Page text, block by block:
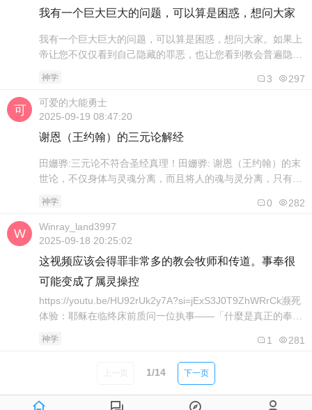
神论者，有的是穆斯林而我“今天”..
我有一个巨大巨大的问题，可以算是困惑，想问大家
我有一个巨大巨大的问题，可以算是困惑，想问大家。如果上
帝让您不仅仅看到自己隐藏的罪恶，也让您看到教会普遍隐藏
据我对人性的观察自己做不到，还要去揭露教会的罪性一般的
人性不会接受你的评论，反而会指责您也是罪人，或者说自己
做不到就不要去要求让别人也认罪可是，这种心态真的是圣经
教导吗？？可是现在最大的矛盾甚至悖论..
神学 3 297
可爱的大能勇士
2025-09-19 08:47:20
谢恩（王约翰）的三元论解经
田姗骅:三元论不符合圣经真理！田姗骅: 谢恩（王约翰）的末
世论，不仅身体与灵魂分离，而且将人的魂与灵分离，只有灵
受造性的来源上，即神的创造之工上大放厥词！所谓身体和魂
来自母亲，灵来自父亲的讲法，这是胡说八道，完全不符合大
公教会关于人论的正统教义。 谢恩（王约翰）在阐述以上人性
三元论的论调时，多处涉及基督..
神学 0 282
Winray_land3997
2025-09-18 20:25:02
这视频应该会得罪非常多的教会牧师和传道。事奉很
可能变成了属灵操控
https://youtu.be/HU92rUk2y7A?si=jExS3J0T9ZhWRrCk濒死
体验：耶稣在临终床前质问一位执事——「什麼是真正的奉
死体验来世的秘密9月18日2025年这个视频真够震撼的叫别人
事奉或者奉献到底会不会变成。。。。属灵操控？？？这个视
频提到，如果事奉或者奉献..
神学 1 281
1/14 下一页